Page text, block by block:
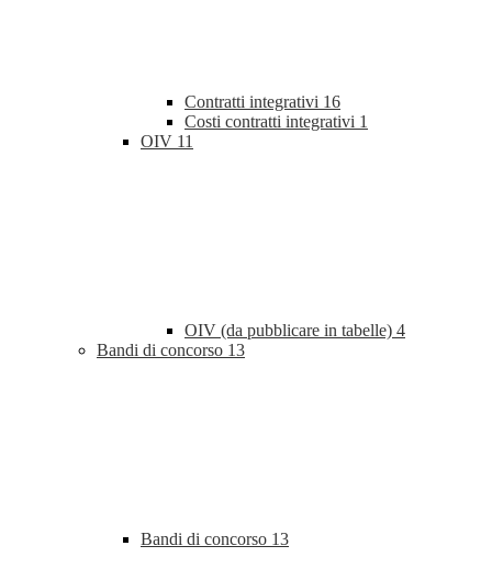
Contratti integrativi 16
Costi contratti integrativi 1
OIV 11
OIV (da pubblicare in tabelle) 4
Bandi di concorso 13
Bandi di concorso 13